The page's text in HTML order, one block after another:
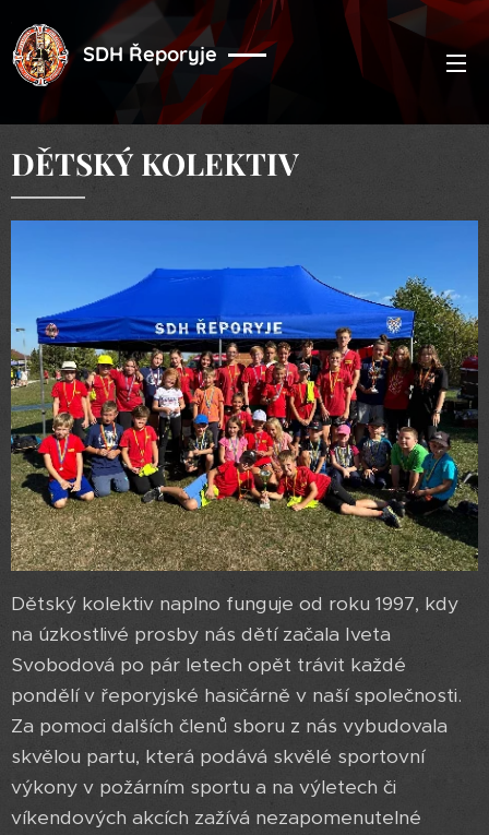
SDH Řeporyje
DĚTSKÝ KOLEKTIV
Dětský kolektiv naplno funguje od roku 1997, kdy
na úzkostlivé prosby nás dětí začala Iveta
Svobodová po pár letech opět trávit každé
pondělí v řeporyjské hasičárně v naší společnosti.
Za pomoci dalších členů sboru z nás vybudovala
skvělou partu, která podává skvělé sportovní
výkony v požárním sportu a na výletech či
víkendových akcích zažívá nezapomenutelné